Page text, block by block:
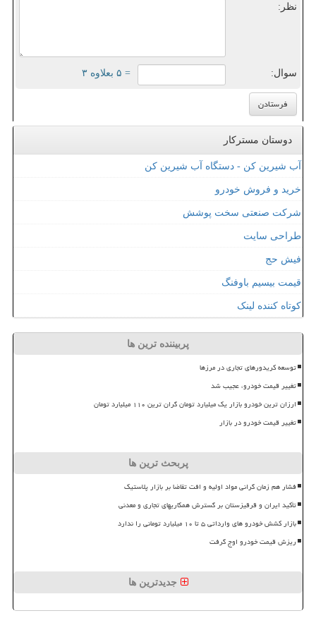
نظر:
سوال: = ۵ بعلاوه ۳
دوستان مسترکار
آب شیرین کن - دستگاه آب شیرین کن
خرید و فروش خودرو
شرکت صنعتی سخت پوشش
طراحی سایت
فیش حج
قیمت بیسیم باوفنگ
کوتاه کننده لینک
پربیننده ترین ها
توسعه کریدورهای تجاری در مرزها
تغییر قیمت خودرو، عجیب شد
ارزان ترین خودرو بازار یک میلیارد تومان گران ترین ۱۱۰ میلیارد تومان
تغییر قیمت خودرو در بازار
پربحث ترین ها
فشار هم زمان گرانی مواد اولیه و افت تقاضا بر بازار پلاستیک
تأکید ایران و قرقیزستان بر گسترش همکاریهای تجاری و معدنی
بازار کشش خودرو های وارداتی ۵ تا ۱۰ میلیارد تومانی را ندارد
ریزش قیمت خودرو اوج گرفت
جدیدترین ها